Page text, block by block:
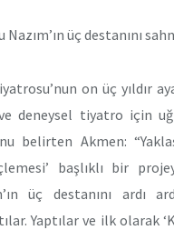
üç destanını
on üç yıldır
deneysel tiyatro için
belirten Akmen:
başlıklı bir
üç destanını ardı
Yaptılar ve ilk olarak